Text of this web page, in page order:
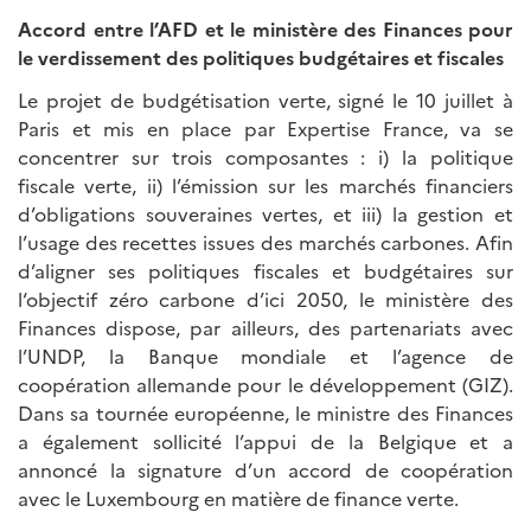
Accord entre l’AFD et le ministère des Finances pour
le verdissement des politiques budgétaires et fiscales
Le projet de budgétisation verte, signé le 10 juillet à
Paris et mis en place par Expertise France, va se
concentrer sur trois composantes : i) la politique
fiscale verte, ii) l’émission sur les marchés financiers
d’obligations souveraines vertes, et iii) la gestion et
l’usage des recettes issues des marchés carbones. Afin
d’aligner ses politiques fiscales et budgétaires sur
l‘objectif zéro carbone d’ici 2050, le ministère des
Finances dispose, par ailleurs, des partenariats avec
l’UNDP, la Banque mondiale et l’agence de
coopération allemande pour le développement (GIZ).
Dans sa tournée européenne, le ministre des Finances
a également sollicité l’appui de la Belgique et a
annoncé la signature d’un accord de coopération
avec le Luxembourg en matière de finance verte.